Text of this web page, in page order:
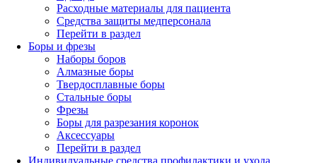
Расходные материалы для пациента
Средства защиты медперсонала
Перейти в раздел
Боры и фрезы
Наборы боров
Алмазные боры
Твердосплавные боры
Стальные боры
Фрезы
Боры для разрезания коронок
Аксессуары
Перейти в раздел
Индивидуальные средства профилактики и ухода